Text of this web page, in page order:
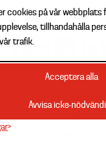
cookies på vår
tillhandahålla
trafik.
Acceptera alla
Avvisa icke-
TIPSA OSS
OM TESTFAKTA
NYHETSBREV